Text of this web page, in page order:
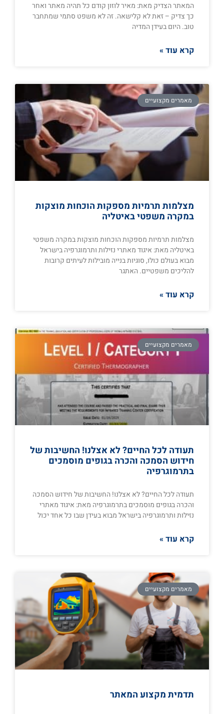
המאתר הצדיק מאת: מאיר לוזון קודם כל תהיה מאתר ואחר
כך צדיק – זאת לא קלישאה. זה לא משפט סתמי שמתחבר
טוב. היום בעידן המדיה
קרא עוד »
מאמרים מקצועיים
מצלמות תרמיות מספקות הוכחות מוצקות
במקרה משפטי באיטליה
מצלמות תרמיות מספקות הוכחות מוצקות במקרה משפטי
באיטליה מאת: איגוד מאתרי נזילות ותרמוגרפיה בישראל
מבוא בעולם כולו, סוגיות בנייה מובילות לעיתים קרובות
להליכים משפטיים. האתגר
קרא עוד »
מאמרים מקצועיים
תעודה לכל החיים? לא אצלנו! החשיבות של
חידוש הסמכה והכרה בגופים מוסמכים
בתרמוגרפיה
תעודה לכל החיים? לא אצלנו! החשיבות של חידוש הסמכה
והכרה בגופים מוסמכים בתרמוגרפיה מאת: איגוד מאתרי
נזילות ותרמוגרפיה בישראל מבוא בעידן שבו כל אחד יכול
קרא עוד »
מאמרים מקצועיים
תדמית מקצוע המאתר